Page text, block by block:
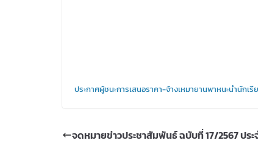
ประกาศผู้ชนะการเสนอราคา-จ้างเหมายานพาหนะนำนักเ
จดหมายข่าวประชาสัมพันธ์ ฉบับที่ 17/2567 ปร